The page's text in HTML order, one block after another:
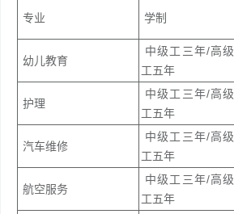
专业 学制
幼儿教育
中级工三年/高级
工五年
护理
中级工三年/高级
工五年
汽车维修
中级工三年/高级
工五年
航空服务
中级工三年/高级
工五年